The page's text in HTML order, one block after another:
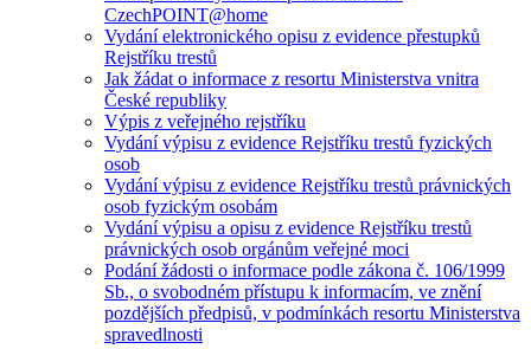
CzechPOINT@home
Vydání elektronického opisu z evidence přestupků
Rejstříku trestů
Jak žádat o informace z resortu Ministerstva vnitra
České republiky
Výpis z veřejného rejstříku
Vydání výpisu z evidence Rejstříku trestů fyzických
osob
Vydání výpisu z evidence Rejstříku trestů právnických
osob fyzickým osobám
Vydání výpisu a opisu z evidence Rejstříku trestů
právnických osob orgánům veřejné moci
Podání žádosti o informace podle zákona č. 106/1999
Sb., o svobodném přístupu k informacím, ve znění
pozdějších předpisů, v podmínkách resortu Ministerstva
spravedlnosti